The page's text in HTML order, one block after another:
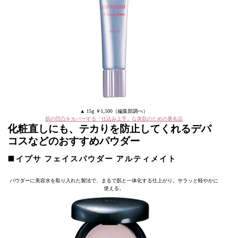
▲ 15g ￥1,500（編集部調べ）
肌の凹凸をカバーする「仕込み上手」な美肌のための裏名品
化粧直しにも、テカりを防止してくれるデパ
コスなどのおすすめパウダー
■イプサ フェイスパウダー アルティメイト
パウダーに美容水を取り入れた製法で、まるで肌と一体化する仕上がり。サラッと軽やかに
使える。